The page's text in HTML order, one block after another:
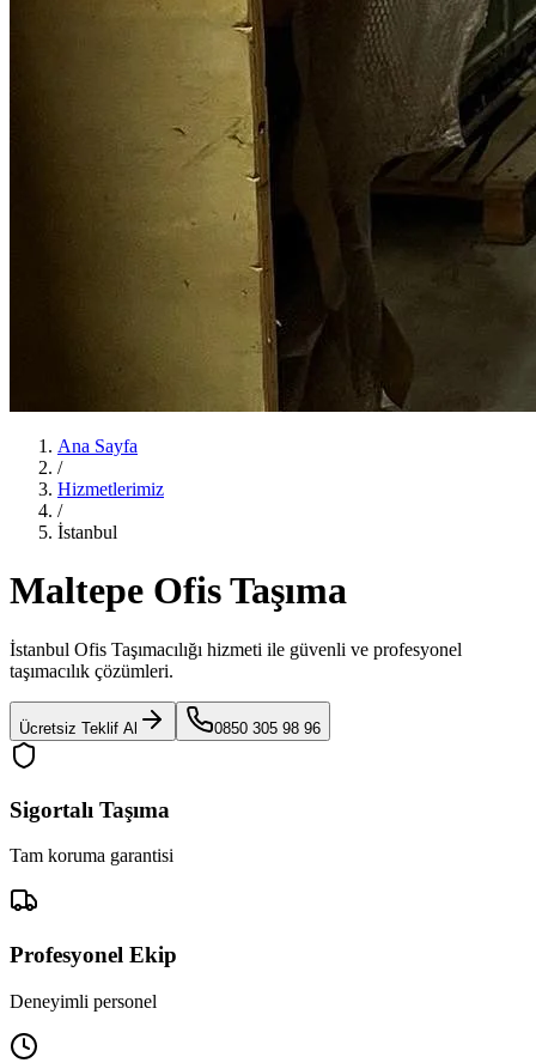
Ana Sayfa
/
Hizmetlerimiz
/
İstanbul
Maltepe Ofis Taşıma
İstanbul Ofis Taşımacılığı hizmeti ile güvenli ve profesyonel
taşımacılık çözümleri.
Ücretsiz Teklif Al 0850 305 98 96
Sigortalı Taşıma
Tam koruma garantisi
Profesyonel Ekip
Deneyimli personel